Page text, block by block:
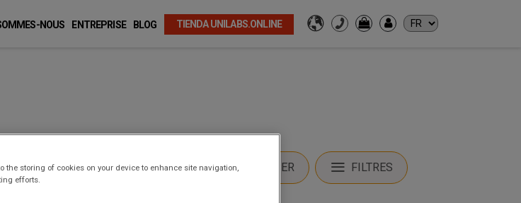
NOUS ENTREPRISE BLOG TIENDA UNILABS.ONLINE
ME LOCALISER FILTRES
the storing of cookies on your device to enhance site navigation,
efforts.